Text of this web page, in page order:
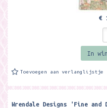
€
In
Toevoegen aan verlanglijstje
Wrendale Designs 'Fine and